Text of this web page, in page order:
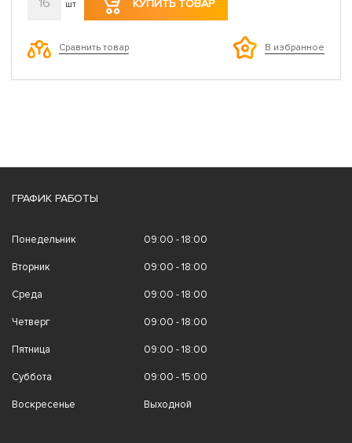
16 шт КУПИТЬ ТОВАР
Сравнить товар В избранное
ГРАФИК РАБОТЫ
Понедельник 09:00 - 18:00
Вторник 09:00 - 18:00
Среда 09:00 - 18:00
Четверг 09:00 - 18:00
Пятница 09:00 - 18:00
Суббота 09:00 - 15:00
Воскресенье Выходной